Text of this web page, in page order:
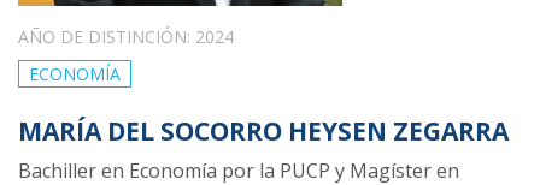
AÑO DE DISTINCIÓN: 2024
ECONOMÍA
MARÍA DEL SOCORRO HEYSEN ZEGARRA
Bachiller en Economía por la PUCP y Magíster en